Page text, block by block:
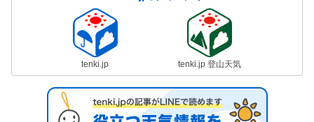
tenki.jp tenki.jp 登山天気